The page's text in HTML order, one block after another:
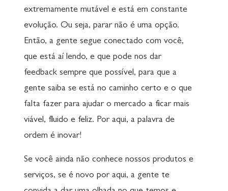
extremamente mutável e está em constante
evolução. Ou seja, parar não é uma opção.
Então, a gente segue conectado com você,
que está aí lendo, e que pode nos dar
feedback sempre que possível, para que a
gente saiba se está no caminho certo e o que
falta fazer para ajudar o mercado a ficar mais
viável, fluido e feliz. Por aqui, a palavra de
ordem é inovar!
Se você ainda não conhece nossos produtos e
serviços, se é novo por aqui, a gente te